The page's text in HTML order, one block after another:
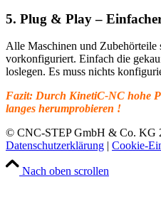
5. Plug & Play –
Alle Maschinen und Zubehörteile
vorkonfiguriert. Einfach die
loslegen. Es muss nichts
Fazit: Durch KinetiC-NC hohe
langes herumprobieren !
© CNC-STEP GmbH & Co. KG
Datenschutzerklärung | Cookie-
Nach oben scrollen